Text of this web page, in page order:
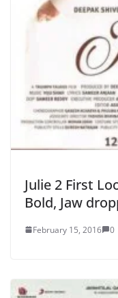
Julie 2 First
Bold, Jaw
February 15, 2016 0